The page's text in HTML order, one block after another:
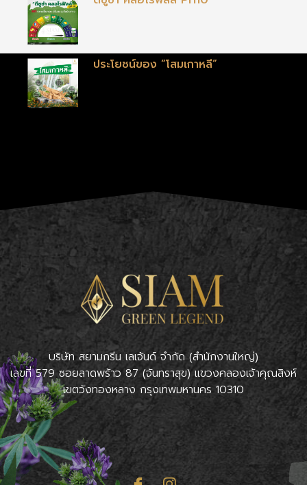
ประโยชน์ของ “โสมเกาหลี”
บริษัท สยามกรีน เลเจ้นด์ จำกัด (สำนักงานใหญ่)
เลขที่ 579 ซอยลาดพร้าว 87 (จันทราสุข) แขวงคลองเจ้าคุณสิงห์
เขตวังทองหลาง กรุงเทพมหานคร 10310